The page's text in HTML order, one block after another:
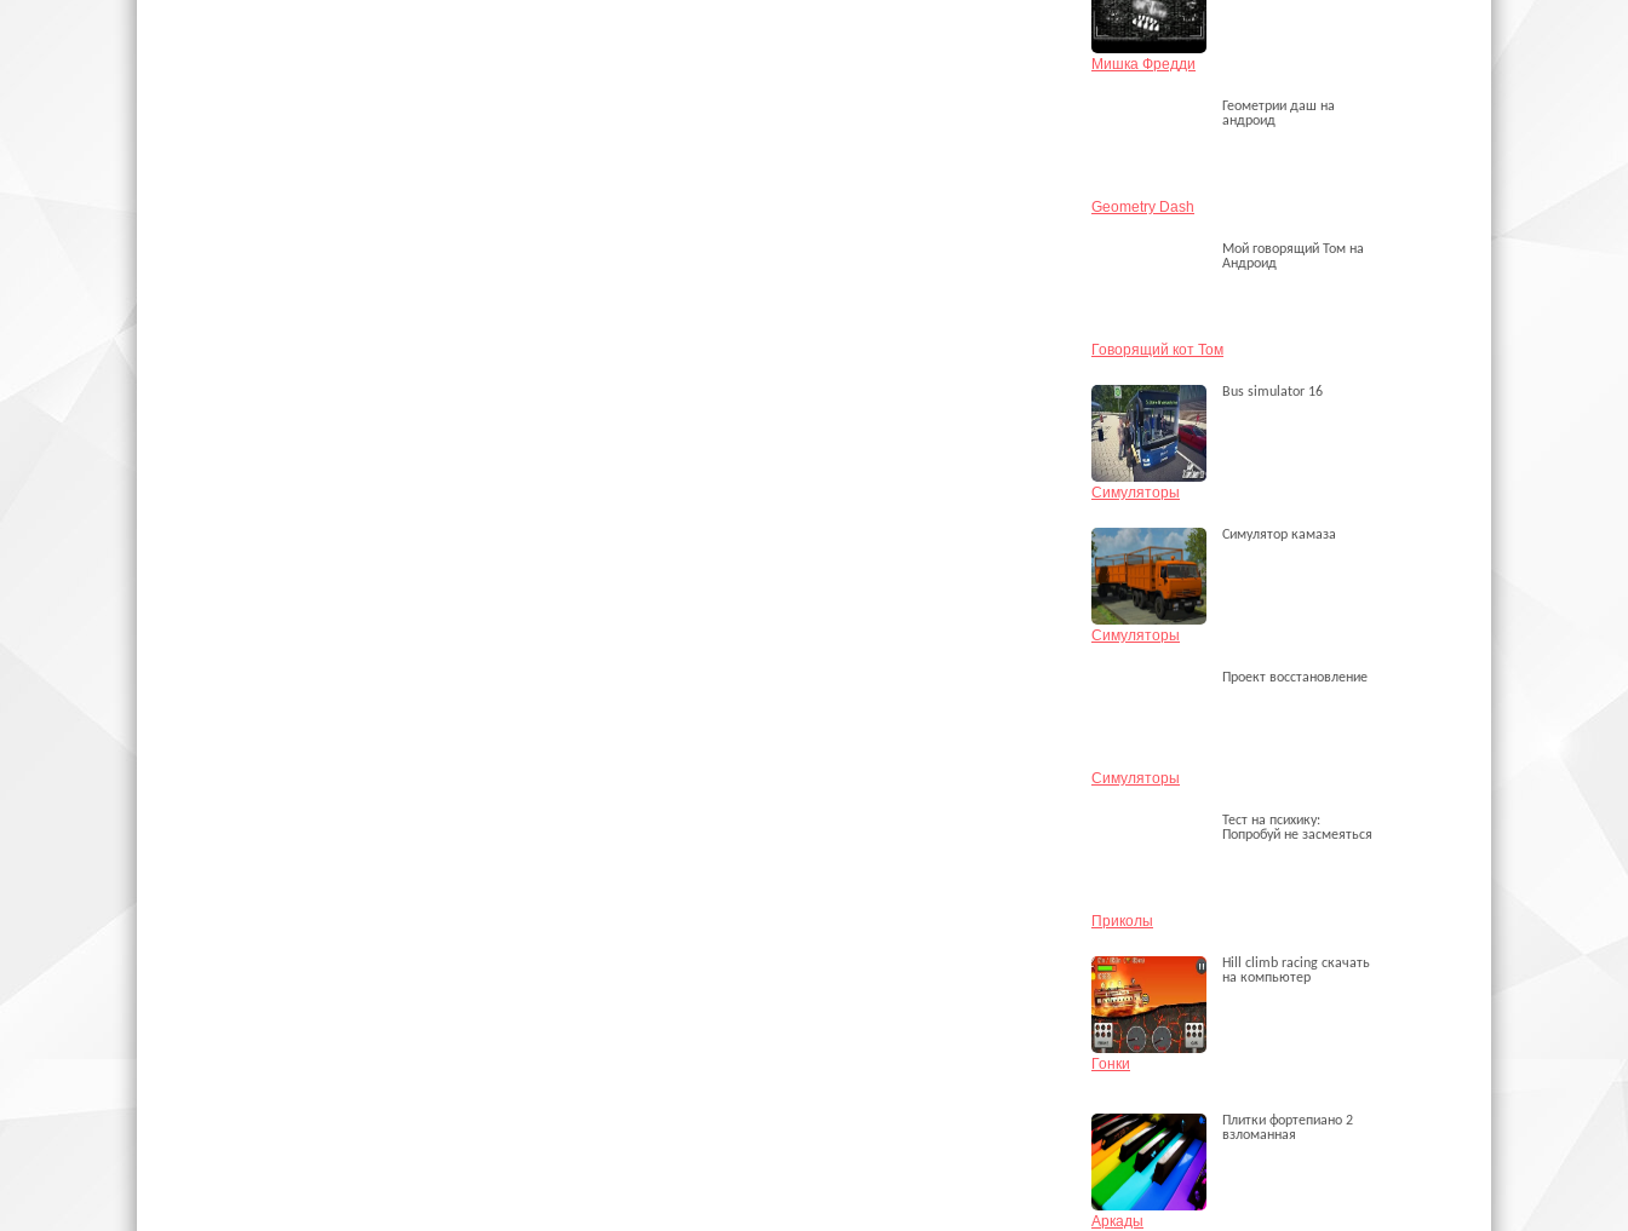
Мишка Фредди
Геометрии даш на
андроид
Geometry Dash
Мой говорящий Том на
Андроид
Говорящий кот Том
Bus simulator 16
Симуляторы
Симулятор камаза
Симуляторы
Проект восстановление
Симуляторы
Тест на психику:
Попробуй не засмеяться
Приколы
Hill climb racing скачать
на компьютер
Гонки
Плитки фортепиано 2
взломанная
Аркады